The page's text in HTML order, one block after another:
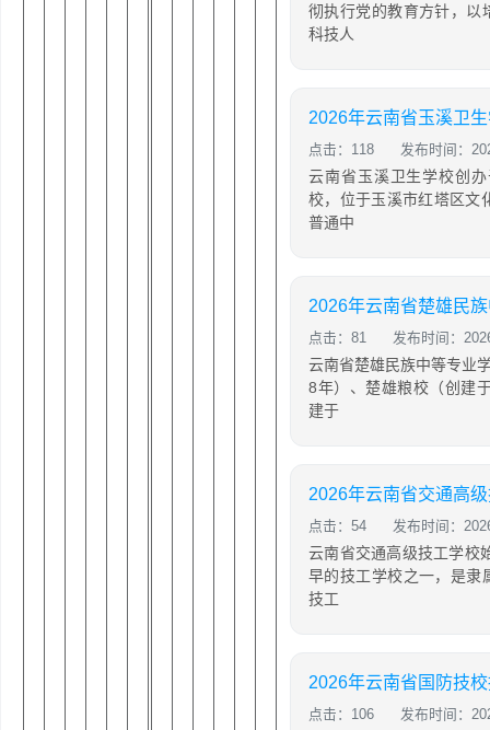
彻执行党的教育方针，以
科技人
点击：118 发布时间：
云南省玉溪卫生学校创
校，位于玉溪市红塔区文
普通中
点击：81 发布时间：
云南省楚雄民族中等专业
8年）、楚雄粮校（创建
建于
点击：54 发布时间：
云南省交通高级技工学校
早的技工学校之一，是隶
技工
2026年云南省国防技
点击：106 发布时间：